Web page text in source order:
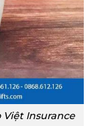
Việt Insurance